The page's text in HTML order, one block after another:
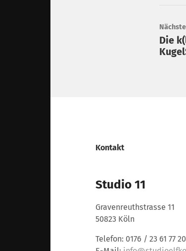
Die
Kontakt
Studio 11
Gravenreuthstrasse 11
50823 Köln
Telefon: 0176 / 23 61 77 20